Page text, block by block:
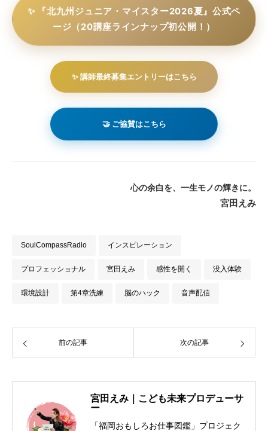
✨ 『北九州ジュニア・マイスター2026夏』公式ペ
ージ（20講座ラインナップ初公開！）
✨ 講師最終募集エントリーはこちら
🤝 ご協賛はこちら
心の余白を、一生モノの輝きに。
宮田えみ
SoulCompassRadio インスピレーション
プロフェッショナル 宮田えみ 感性を開く 没入体験
環境設計 第4章洗練 脳のハック 音声配信
前の記事 次の記事
宮田えみ｜こども未来プロデューサ
ー
「福岡おもしろお仕事図鑑」プロジェク